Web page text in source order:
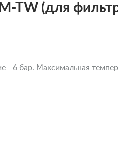
TW (для
6 бар. Максимальная